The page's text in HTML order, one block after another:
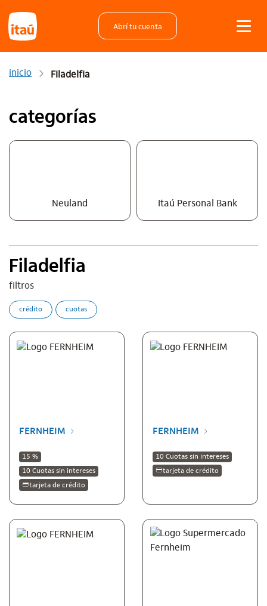
Abrí tu cuenta
inicio Filadelfia
categorías
Neuland Itaú Personal Bank
Filadelfia
filtros
crédito cuotas
FERNHEIM
15 %
10 Cuotas sin intereses
tarjeta de crédito
FERNHEIM
10 Cuotas sin intereses
tarjeta de crédito